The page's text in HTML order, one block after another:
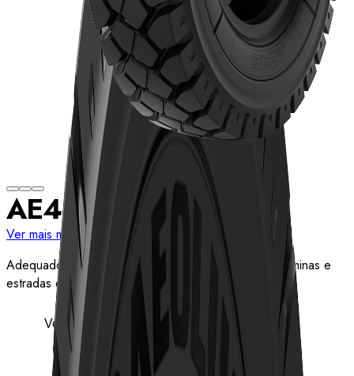
AE46
Ver mais medidas
Adequado para caminhões basculantes pesados em minas e
estradas de carvão.
Ver detalhes